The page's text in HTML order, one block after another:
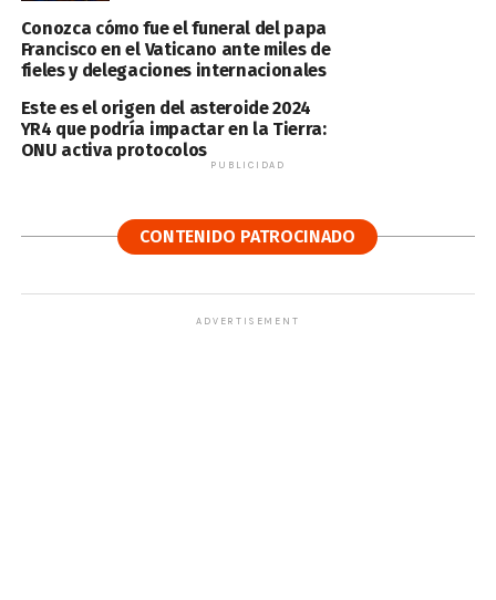
Conozca cómo fue el funeral del papa
Francisco en el Vaticano ante miles de
fieles y delegaciones internacionales
Este es el origen del asteroide 2024
YR4 que podría impactar en la Tierra:
ONU activa protocolos
PUBLICIDAD
CONTENIDO PATROCINADO
ADVERTISEMENT